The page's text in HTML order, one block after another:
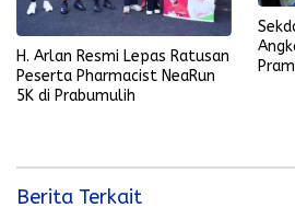
H. Arlan Resmi Lepas Ratusan
Peserta Pharmacist NeaRun
5K di Prabumulih
Berita Terkait